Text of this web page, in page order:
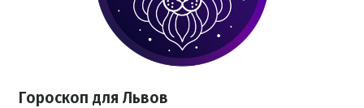
Гороскоп для Львов